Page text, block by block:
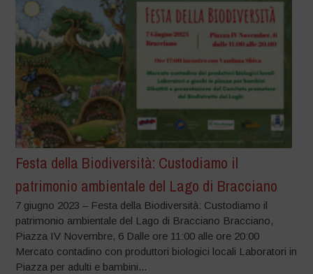
Festa della Biodiversità: Custodiamo il
patrimonio ambientale del Lago di Bracciano
7 giugno 2023 – Festa della Biodiversità: Custodiamo il
patrimonio ambientale del Lago di Bracciano Bracciano,
Piazza IV Novembre, 6 Dalle ore 11:00 alle ore 20:00
Mercato contadino con produttori biologici locali Laboratori in
Piazza per adulti e bambini...